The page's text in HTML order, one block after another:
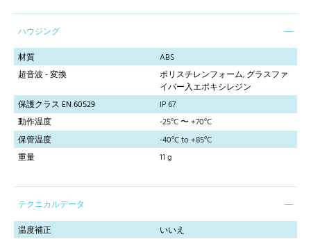
ハウジング
材質
ABS
超音波 - 変換
ポリスチレンフォーム, グラスファ
イバー入エポキシレジン
保護クラス EN 60529
IP 67
動作温度
-25°C 〜 +70°C
保管温度
-40°C to +85°C
重量
11 g
テクニカルデータ
温度補正
いいえ